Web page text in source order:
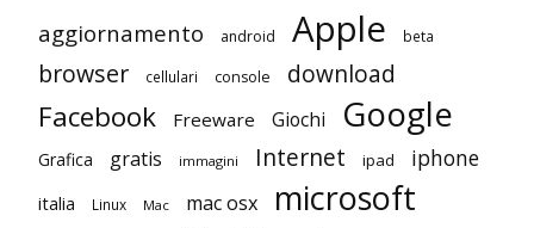
aggiornamento android Apple beta
browser cellulari console download
Facebook Freeware Giochi Google
Grafica gratis immagini Internet ipad iphone
italia Linux Mac mac osx microsoft